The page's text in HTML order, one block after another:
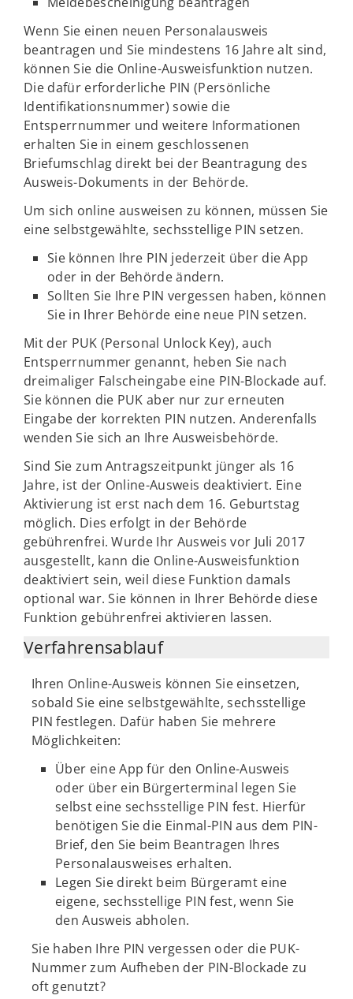
Wenn Sie einen neuen Personalausweis
beantragen und Sie mindestens 16 Jahre alt sind,
können Sie die Online-Ausweisfunktion nutzen.
Die dafür erforderliche PIN (Persönliche
Identifikationsnummer) sowie die
Entsperrnummer und weitere Informationen
erhalten Sie in einem geschlossenen
Briefumschlag direkt bei der Beantragung des
Ausweis-Dokuments in der Behörde.
Um sich online ausweisen zu können, müssen Sie
eine selbstgewählte, sechsstellige PIN setzen.
Sie können Ihre PIN jederzeit über die App
oder in der Behörde ändern.
Sollten Sie Ihre PIN vergessen haben, können
Sie in Ihrer Behörde eine neue PIN setzen.
Mit der PUK (Personal Unlock Key), auch
Entsperrnummer genannt, heben Sie nach
dreimaliger Falscheingabe eine PIN-Blockade auf.
Sie können die PUK aber nur zur erneuten
Eingabe der korrekten PIN nutzen. Anderenfalls
wenden Sie sich an Ihre Ausweisbehörde.
Sind Sie zum Antragszeitpunkt jünger als 16
Jahre, ist der Online-Ausweis deaktiviert. Eine
Aktivierung ist erst nach dem 16. Geburtstag
möglich. Dies erfolgt in der Behörde
gebührenfrei. Wurde Ihr Ausweis vor Juli 2017
ausgestellt, kann die Online-Ausweisfunktion
deaktiviert sein, weil diese Funktion damals
optional war. Sie können in Ihrer Behörde diese
Funktion gebührenfrei aktivieren lassen.
Verfahrensablauf
Ihren Online-Ausweis können Sie einsetzen,
sobald Sie eine selbstgewählte, sechsstellige
PIN festlegen. Dafür haben Sie mehrere
Möglichkeiten:
Über eine App für den Online-Ausweis
oder über ein Bürgerterminal legen Sie
selbst eine sechsstellige PIN fest. Hierfür
benötigen Sie die Einmal-PIN aus dem PIN-
Brief, den Sie beim Beantragen Ihres
Personalausweises erhalten.
Legen Sie direkt beim Bürgeramt eine
eigene, sechsstellige PIN fest, wenn Sie
den Ausweis abholen.
Sie haben Ihre PIN vergessen oder die PUK-
Nummer zum Aufheben der PIN-Blockade zu
oft genutzt?